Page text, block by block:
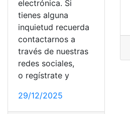
electrónica. Si
tienes alguna
inquietud recuerda
contactarnos a
través de nuestras
redes sociales,
o regístrate y
29/12/2025